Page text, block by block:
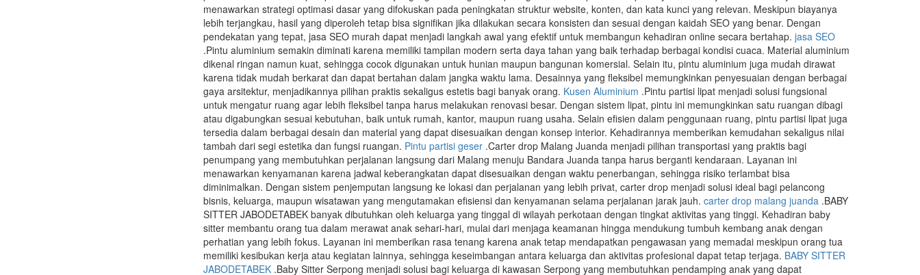
menawarkan strategi optimasi dasar yang difokuskan pada peningkatan struktur website, konten, dan kata kunci yang relevan. Meskipun biayanya
lebih terjangkau, hasil yang diperoleh tetap bisa signifikan jika dilakukan secara konsisten dan sesuai dengan kaidah SEO yang benar. Dengan
pendekatan yang tepat, jasa SEO murah dapat menjadi langkah awal yang efektif untuk membangun kehadiran online secara bertahap. jasa SEO
.Pintu aluminium semakin diminati karena memiliki tampilan modern serta daya tahan yang baik terhadap berbagai kondisi cuaca. Material aluminium
dikenal ringan namun kuat, sehingga cocok digunakan untuk hunian maupun bangunan komersial. Selain itu, pintu aluminium juga mudah dirawat
karena tidak mudah berkarat dan dapat bertahan dalam jangka waktu lama. Desainnya yang fleksibel memungkinkan penyesuaian dengan berbagai
gaya arsitektur, menjadikannya pilihan praktis sekaligus estetis bagi banyak orang. Kusen Aluminium .Pintu partisi lipat menjadi solusi fungsional
untuk mengatur ruang agar lebih fleksibel tanpa harus melakukan renovasi besar. Dengan sistem lipat, pintu ini memungkinkan satu ruangan dibagi
atau digabungkan sesuai kebutuhan, baik untuk rumah, kantor, maupun ruang usaha. Selain efisien dalam penggunaan ruang, pintu partisi lipat juga
tersedia dalam berbagai desain dan material yang dapat disesuaikan dengan konsep interior. Kehadirannya memberikan kemudahan sekaligus nilai
tambah dari segi estetika dan fungsi ruangan. Pintu partisi geser .Carter drop Malang Juanda menjadi pilihan transportasi yang praktis bagi
penumpang yang membutuhkan perjalanan langsung dari Malang menuju Bandara Juanda tanpa harus berganti kendaraan. Layanan ini
menawarkan kenyamanan karena jadwal keberangkatan dapat disesuaikan dengan waktu penerbangan, sehingga risiko terlambat bisa
diminimalkan. Dengan sistem penjemputan langsung ke lokasi dan perjalanan yang lebih privat, carter drop menjadi solusi ideal bagi pelancong
bisnis, keluarga, maupun wisatawan yang mengutamakan efisiensi dan kenyamanan selama perjalanan jarak jauh. carter drop malang juanda .BABY
SITTER JABODETABEK banyak dibutuhkan oleh keluarga yang tinggal di wilayah perkotaan dengan tingkat aktivitas yang tinggi. Kehadiran baby
sitter membantu orang tua dalam merawat anak sehari-hari, mulai dari menjaga keamanan hingga mendukung tumbuh kembang anak dengan
perhatian yang lebih fokus. Layanan ini memberikan rasa tenang karena anak tetap mendapatkan pengawasan yang memadai meskipun orang tua
memiliki kesibukan kerja atau kegiatan lainnya, sehingga keseimbangan antara keluarga dan aktivitas profesional dapat tetap terjaga. BABY SITTER
JABODETABEK .Baby Sitter Serpong menjadi solusi bagi keluarga di kawasan Serpong yang membutuhkan pendamping anak yang dapat